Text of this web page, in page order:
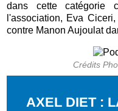
dans cette catégorie
l'association, Eva
contre Manon Aujoulat
Crédits
AXEL DIET :